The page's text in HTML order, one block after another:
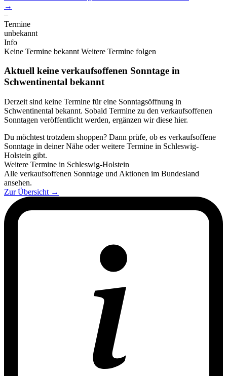
→
–
Termine
unbekannt
Info
Keine Termine bekannt Weitere Termine folgen
Aktuell keine verkaufsoffenen Sonntage in
Schwentinental bekannt
Derzeit sind keine Termine für eine Sonntagsöffnung in
Schwentinental bekannt. Sobald Termine zu den verkaufsoffenen
Sonntagen veröffentlicht werden, ergänzen wir diese hier.
Du möchtest trotzdem shoppen? Dann prüfe, ob es verkaufsoffene
Sonntage in deiner Nähe oder weitere Termine in Schleswig-
Holstein gibt.
Weitere Termine in Schleswig-Holstein
Alle verkaufsoffenen Sonntage und Aktionen im Bundesland
ansehen.
Zur Übersicht →